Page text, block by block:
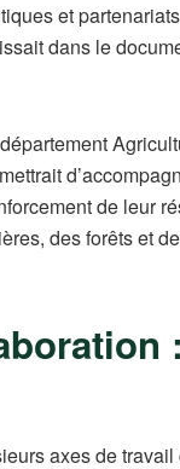
et
dans le
de leur
des forêts et
axes de